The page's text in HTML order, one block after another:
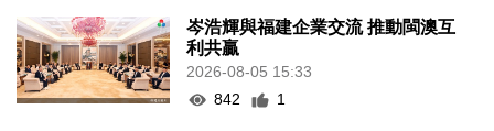
岑浩輝與福建企業交流 推動閩澳互
利共贏
2026-08-05 15:33
842
1